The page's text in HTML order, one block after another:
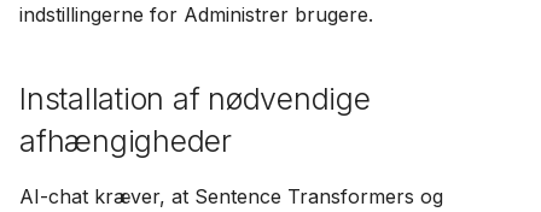
indstillingerne for Administrer brugere.
Installation af nødvendige
afhængigheder
AI-chat kræver, at Sentence Transformers og